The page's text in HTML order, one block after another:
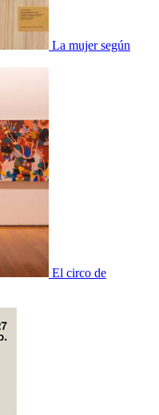
La mujer según
El circo de